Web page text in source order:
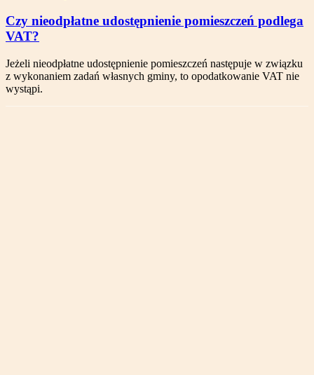
Czy nieodpłatne udostępnienie pomieszczeń podlega
VAT?
Jeżeli nieodpłatne udostępnienie pomieszczeń następuje w związku
z wykonaniem zadań własnych gminy, to opodatkowanie VAT nie
wystąpi.